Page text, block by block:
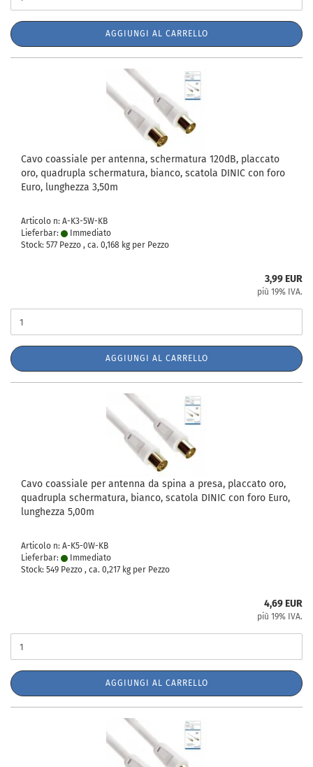
AGGIUNGI AL CARRELLO
Cavo coassiale per antenna, schermatura 120dB, placcato
oro, quadrupla schermatura, bianco, scatola DINIC con foro
Euro, lunghezza 3,50m
Articolo n: A-K3-5W-KB
Lieferbar:
Immediato
Stock: 577 Pezzo , ca. 0,168 kg per Pezzo
3,99 EUR
più 19% IVA.
AGGIUNGI AL CARRELLO
Cavo coassiale per antenna da spina a presa, placcato oro,
quadrupla schermatura, bianco, scatola DINIC con foro Euro,
lunghezza 5,00m
Articolo n: A-K5-0W-KB
Lieferbar:
Immediato
Stock: 549 Pezzo , ca. 0,217 kg per Pezzo
4,69 EUR
più 19% IVA.
AGGIUNGI AL CARRELLO